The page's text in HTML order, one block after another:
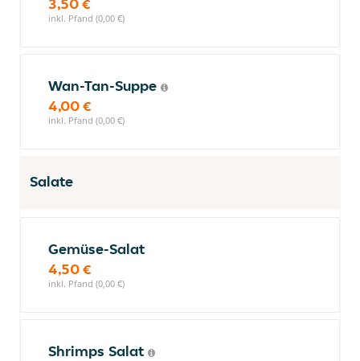
inkl. Pfand (0,00 €)
Wan-Tan-Suppe
4,00 €
inkl. Pfand (0,00 €)
Salate
Gemüse-Salat
4,50 €
inkl. Pfand (0,00 €)
Shrimps Salat